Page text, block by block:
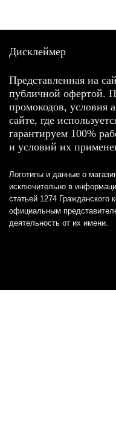
Дисклеймер
Представленная на
публичной офертой.
промокодов, условия
сайте, где
гарантируем 100%
и условий их
Логотипы и данные о
исключительно в
статьей 1274
официальным
деятельность от их имени.